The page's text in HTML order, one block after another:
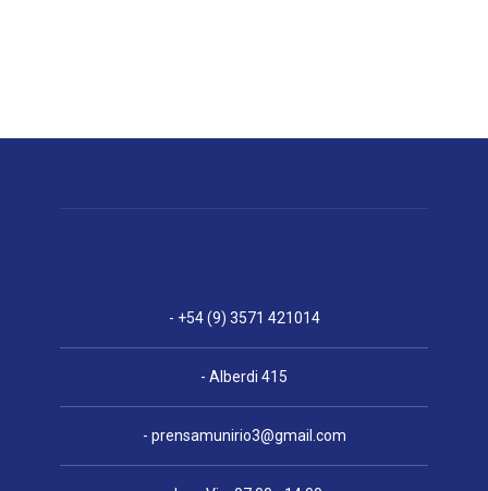
- +54 (9) 3571 421014
- Alberdi 415
- prensamunirio3@gmail.com